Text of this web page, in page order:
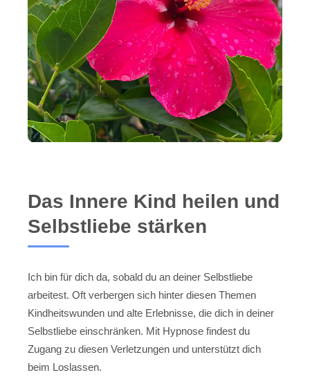
Das Innere Kind heilen und
Selbstliebe stärken
Ich bin für dich da, sobald du an deiner Selbstliebe
arbeitest. Oft verbergen sich hinter diesen Themen
Kindheitswunden und alte Erlebnisse, die dich in deiner
Selbstliebe einschränken. Mit Hypnose findest du
Zugang zu diesen Verletzungen und unterstützt dich
beim Loslassen.